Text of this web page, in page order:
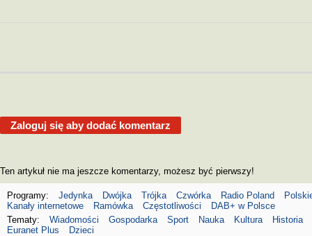
Zaloguj się aby dodać komentarz
Ten artykuł nie ma jeszcze komentarzy, możesz być pierwszy!
Programy: Jedynka Dwójka Trójka Czwórka Radio Poland
Kanały internetowe
Ramówka Częstotliwości
DAB+ w Polsce
Tematy:
Wiadomości Gospodarka Sport Nauka Kultura
Historia
Euranet Plus
Dzieci